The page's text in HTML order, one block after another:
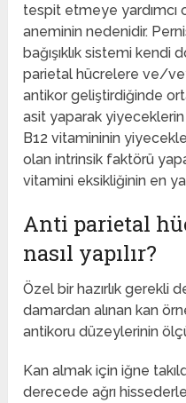
tespit etmeye yardımcı
aneminin nedenidir.
bağışıklık sistemi kendi
parietal hücrelere ve/
antikor geliştirdiğinde
asit yaparak yiyeceklerin
B12 vitamininin
olan intrinsik faktörü
vitamini eksikliğinin en
Anti parietal
nasıl yapılır?
Özel bir hazırlık gerekli
damardan alınan kan
antikoru düzeylerinin
Kan almak için iğne
derecede ağrı